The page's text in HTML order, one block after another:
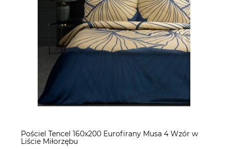
Pościel Tencel 160x200 Eurofirany Musa 4 Wzór w
Liście Miłorzębu